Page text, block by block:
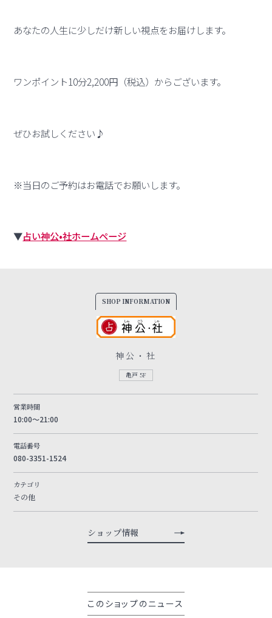
あなたの人生に少しだけ新しい視点をお届けします。
ワンポイント10分2,200円（税込）からございます。
ぜひお試しください♪
※当日のご予約はお電話でお願いします。
▼占い神公•社ホームページ
SHOP INFORMATION
神公・社
亀戸 5F
営業時間
10:00～21:00
電話番号
080-3351-1524
カテゴリ
その他
ショップ情報
このショップのニュース